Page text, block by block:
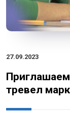
27.09.2023
тревел